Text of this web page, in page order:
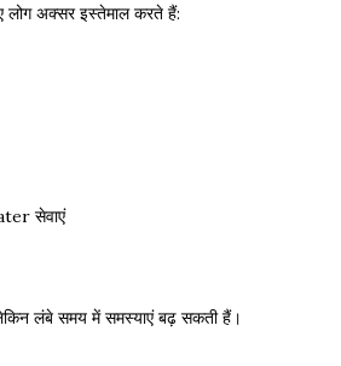
लोग अक्सर इस्तेमाल करते हैं:
सेवाएं
लंबे समय में समस्याएं बढ़ सकती हैं।